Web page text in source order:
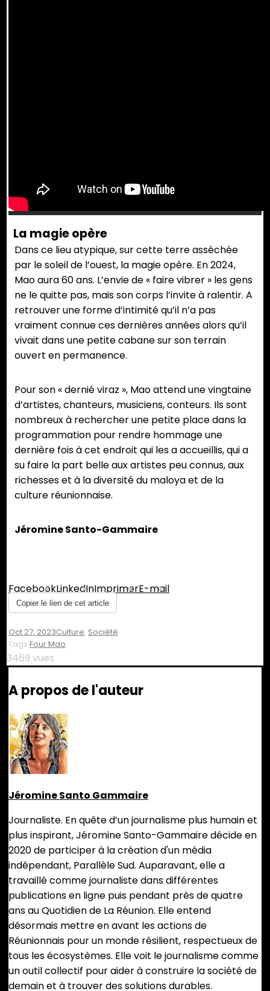
La magie opère
Dans ce lieu atypique, sur cette terre asséchée
par le soleil de l’ouest, la magie opère. En 2024,
Mao aura 60 ans. L’envie de « faire vibrer » les gens
ne le quitte pas, mais son corps l’invite à ralentir. A
retrouver une forme d’intimité qu’il n’a pas
vraiment connue ces dernières années alors qu’il
vivait dans une petite cabane sur son terrain
ouvert en permanence.
Pour son « dernié viraz », Mao attend une vingtaine
d’artistes, chanteurs, musiciens, conteurs. Ils sont
nombreux à rechercher une petite place dans la
programmation pour rendre hommage une
dernière fois à cet endroit qui les a accueillis, qui a
su faire la part belle aux artistes peu connus, aux
richesses et à la diversité du maloya et de la
culture réunionnaise.
Jéromine Santo-Gammaire
FacebookLinkedInImprimerE-mail
Copier le lien de cet article
Oct 27, 2023Culture, Société
Tags Four Mao
3469 vues
A propos de l'auteur
Jéromine Santo Gammaire
Journaliste. En quête d’un journalisme plus humain et
plus inspirant, Jéromine Santo-Gammaire décide en
2020 de participer à la création d'un média
indépendant, Parallèle Sud. Auparavant, elle a
travaillé comme journaliste dans différentes
publications en ligne puis pendant près de quatre
ans au Quotidien de La Réunion. Elle entend
désormais mettre en avant les actions de
Réunionnais pour un monde résilient, respectueux de
tous les écosystèmes. Elle voit le journalisme comme
un outil collectif pour aider à construire la société de
demain et à trouver des solutions durables.